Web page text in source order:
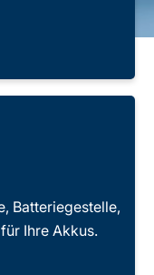
Batteriegestelle,
Ihre Akkus.